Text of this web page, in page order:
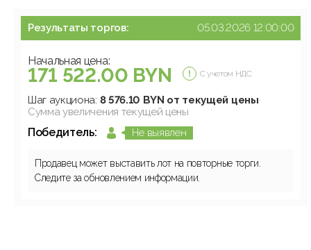
Результаты торгов: 05.03.2026 12:00:00
Начальная цена:
171 522.00 BYN С учетом НДС
Шаг аукциона: 8 576.10 BYN от текущей цены
Сумма увеличения текущей цены
Победитель: Не выявлен
Продавец может выставить лот на повторные торги.
Следите за обновлением информации.